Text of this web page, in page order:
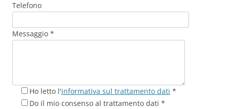
Telefono
Messaggio *
Ho letto l'informativa sul trattamento dati *
Do il mio consenso al trattamento dati *